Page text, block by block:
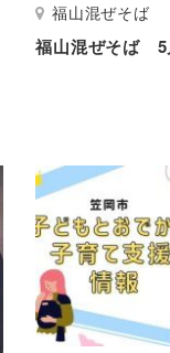
福山混ぜそば
福山混ぜそば 5